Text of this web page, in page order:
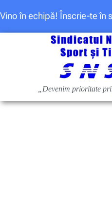
Vino în echipă! Înscrie-te în
„Devenim prioritate